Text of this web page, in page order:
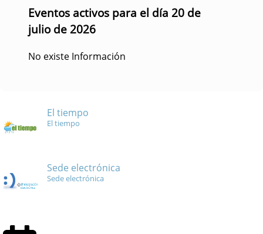
Eventos activos para el día 20 de
julio de 2026
No existe Información
El tiempo
El tiempo
Sede electrónica
Sede electrónica